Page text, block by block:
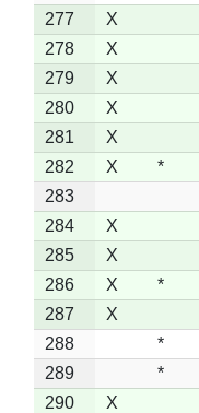
277
X
278
X
279
X
280
X
281
X
282
X *
283
284
X
285
X
286
X *
287
X
288
*
289
*
290
X